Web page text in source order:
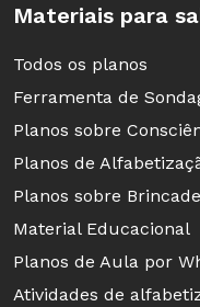
Materiais para
Todos os planos
Ferramenta de
Planos sobre
Planos de
Planos sobre
Material Educacional
Planos de Aula por
Atividades de